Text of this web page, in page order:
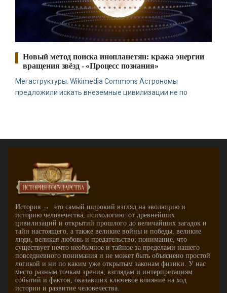
Новый метод поиска инопланетян: кража энергии
вращения звёзд - «Процесс познания»
Мегаструктуры. Wikimedia Commons Астрономы
предложили искать внеземные цивилизации не по
История → это самый широкий взгляд на эволюцию и
историю человечества, психологию: от древнейших
цивилизаций и открытий прошлого до величайших загадок и
тайн настоящего, а также великие войны и победы, великие
люди, великая любовь и предательство; понимание, что
существует нечто необычное и тайное за пределами нашего
повседневного понимания и не может быть объяснено простой
логикой и ни по каким уже открытым законам физики. У нас
место разным точкам зрения, взглядам и интерпретациям
событий и фактов, оказавших ключевое влияние на ход
истории и развитие человечества.